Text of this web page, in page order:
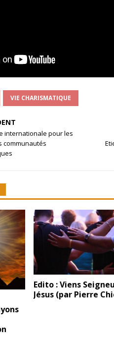
VIE CHARISMATIQUE
internationale pour les
communautés
Edito : Viens
Jésus (par Pierre